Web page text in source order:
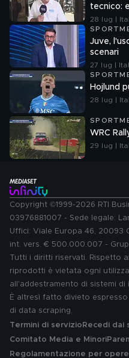
tecnico:
28 lug |
Juve,
scenari
27 lug |
Hojlund
28 lug |
WRC
29 lug |
Copyright ©1999-2026 RTI
03976881007 - Sede legale:
Uffici: Viale Europa 46, 20093
int. vers. € 500.000.007 -
Tutti i diritti riservati. Rispetto
riprodotti è vietata ogni
all'addestramento di sistemi
È altresì fatto divieto
di data scraping.
Termini di servizio Recedi dai
Comitato Media e Minori
Regolamentazione per